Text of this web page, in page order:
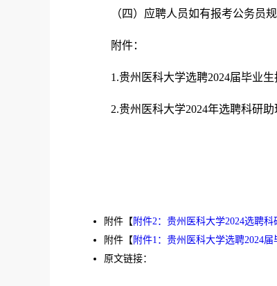
（四）应聘人员如有报考公务员
附件：
1.贵州医科大学选聘2024届毕业
2.贵州医科大学2024年选聘科研
附件【 附件2：贵州医科大学2024选聘
附件【 附件1：贵州医科大学选聘2024
原文链接：